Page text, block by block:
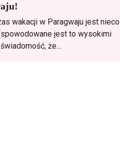
wakacji w Paragwaju jest nieco
jest to wysokimi
że...